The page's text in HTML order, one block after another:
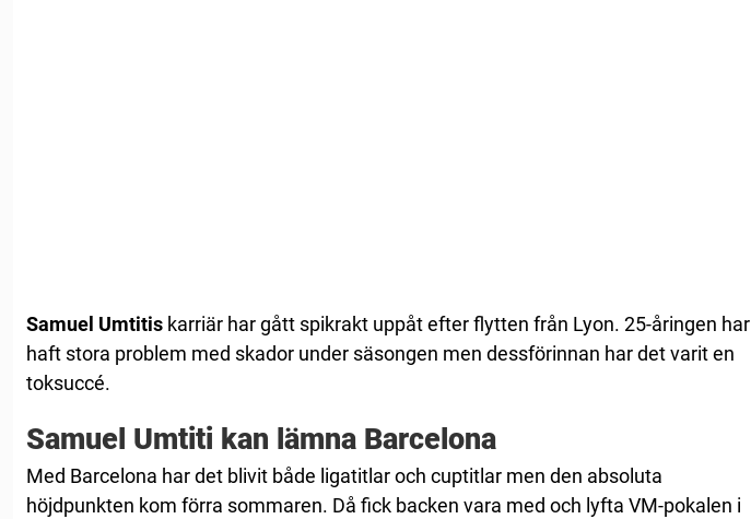
Samuel Umtitis karriär har gått spikrakt uppåt efter flytten från Lyon. 25-åringen har
haft stora problem med skador under säsongen men dessförinnan har det varit en
toksuccé.
Samuel Umtiti kan lämna Barcelona
Med Barcelona har det blivit både ligatitlar och cuptitlar men den absoluta
höjdpunkten kom förra sommaren. Då fick backen vara med och lyfta VM-pokalen i